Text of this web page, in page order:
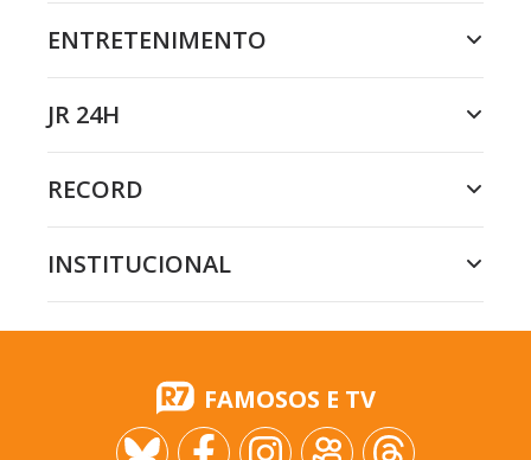
ENTRETENIMENTO
JR 24H
RECORD
INSTITUCIONAL
FAMOSOS E TV